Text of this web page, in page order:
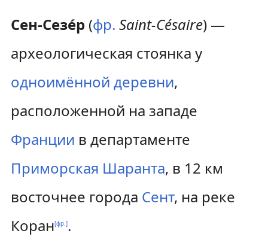
П
й
т
и
П
й
т
и
Сен-Сезе́р (фр. Saint-Césaire) —
археологическая стоянка у
одноимённой деревни,
расположенной на западе
Франции в департаменте
Приморская Шаранта, в 12 км
восточнее города Сент, на реке
Коран[фр.].